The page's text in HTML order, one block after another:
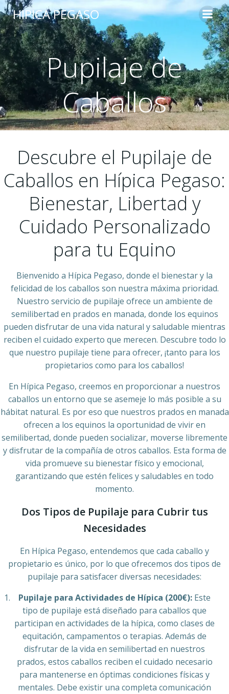
Saltar
al
contenido
HIPICA PEGASO
Pupilaje de
Caballos
Descubre el Pupilaje de
Caballos en Hípica Pegaso:
Bienestar, Libertad y
Cuidado Personalizado
para tu Equino
Bienvenido a Hípica Pegaso, donde el bienestar y la
felicidad de los caballos son nuestra máxima prioridad.
Nuestro servicio de pupilaje ofrece un ambiente de
semilibertad en prados en manada, donde los equinos
pueden disfrutar de una vida natural y saludable mientras
reciben el cuidado experto que merecen. Descubre todo lo
que nuestro pupilaje tiene para ofrecer, ¡tanto para los
propietarios como para los caballos!
En Hípica Pegaso, creemos en proporcionar a nuestros
caballos un entorno que se asemeje lo más posible a su
hábitat natural. Es por eso que nuestros prados en manada
ofrecen a los equinos la oportunidad de vivir en
semilibertad, donde pueden socializar, moverse libremente
y disfrutar de la compañía de otros caballos. Esta forma de
vida promueve su bienestar físico y emocional,
garantizando que estén felices y saludables en todo
momento.
Dos Tipos de Pupilaje para Cubrir tus
Necesidades
En Hípica Pegaso, entendemos que cada caballo y
propietario es único, por lo que ofrecemos dos tipos de
pupilaje para satisfacer diversas necesidades:
Pupilaje para Actividades de Hípica (200€): Este
tipo de pupilaje está diseñado para caballos que
participan en actividades de la hípica, como clases de
equitación, campamentos o terapias. Además de
disfrutar de la vida en semilibertad en nuestros
prados, estos caballos reciben el cuidado necesario
para mantenerse en óptimas condiciones físicas y
mentales. Debe existir una completa comunicación